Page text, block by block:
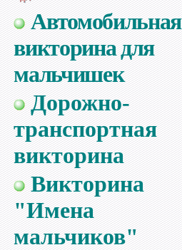
Автомобильная
викторина для
мальчишек
Дорожно-
транспортная
викторина
Викторина
"Имена
мальчиков"